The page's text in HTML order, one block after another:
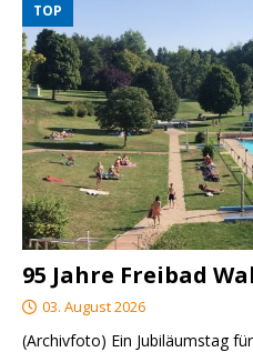
TOP
95 Jahre Freibad
03. August 2026
(Archivfoto) Ein Jubiläumstag